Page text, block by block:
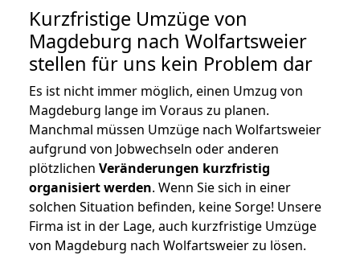
Kurzfristige Umzüge von
Magdeburg nach Wolfartsweier
stellen für uns kein Problem dar
Es ist nicht immer möglich, einen Umzug von
Magdeburg lange im Voraus zu planen.
Manchmal müssen Umzüge nach Wolfartsweier
aufgrund von Jobwechseln oder anderen
plötzlichen Veränderungen kurzfristig
organisiert werden. Wenn Sie sich in einer
solchen Situation befinden, keine Sorge! Unsere
Firma ist in der Lage, auch kurzfristige Umzüge
von Magdeburg nach Wolfartsweier zu lösen.